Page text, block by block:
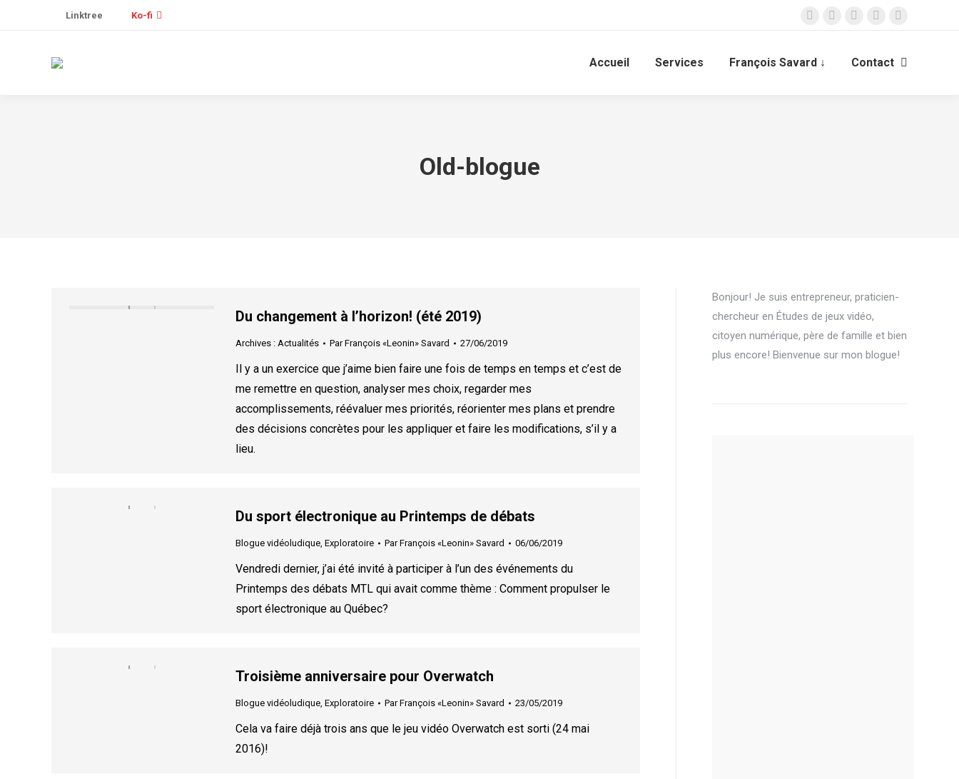
Linktree Ko-fi
LinkedIn
opens
Facebook
opens
ResearchGate
opens
Instagram
opens
X
opens
Accueil Services François Savard ↓ Contact Recherche
Old-blogue
Du changement à l’horizon! (été 2019)
Archives : Actualités ParFrançois «Leonin» Savard 27/06/2019
Il y a un exercice que j’aime bien faire une fois de temps en temps et c’est de
me remettre en question, analyser mes choix, regarder mes
accomplissements, réévaluer mes priorités, réorienter mes plans et prendre
des décisions concrètes pour les appliquer et faire les modifications, s’il y a
lieu.
Du sport électronique au Printemps de débats
Blogue vidéoludique, Exploratoire ParFrançois «Leonin» Savard 06/06/2019
Vendredi dernier, j’ai été invité à participer à l’un des événements du
Printemps des débats MTL qui avait comme thème : Comment propulser le
sport électronique au Québec?
Troisième anniversaire pour Overwatch
Blogue vidéoludique, Exploratoire ParFrançois «Leonin» Savard 23/05/2019
Cela va faire déjà trois ans que le jeu vidéo Overwatch est sorti (24 mai
2016)!
Bonjour! Je suis entrepreneur, praticien-
chercheur en Études de jeux vidéo,
citoyen numérique, père de famille et bien
plus encore! Bienvenue sur mon blogue!